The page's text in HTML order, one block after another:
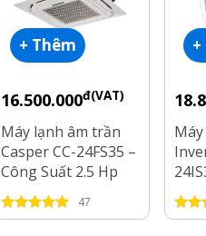
+ Thêm
16.500.000đ(VAT)
Máy lạnh âm trần
Casper CC-24FS35 –
Công Suất 2.5 Hp
47
2.5